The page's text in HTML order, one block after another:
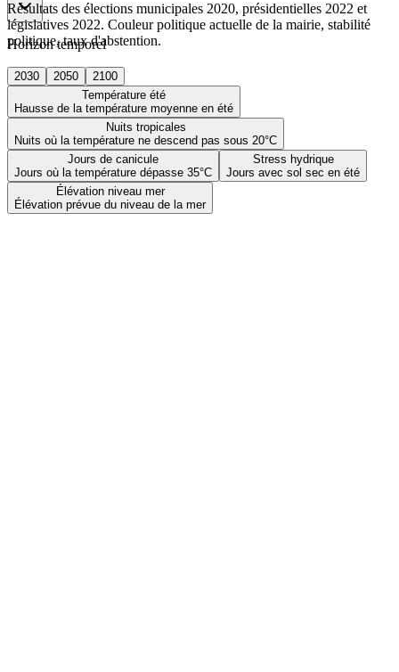
Horizon temporel
2030 2050
2100
Température été
Hausse de la température moyenne en été
Nuits tropicales
Nuits où la température ne descend pas sous 20°C
Jours de canicule
Jours où la température dépasse 35°C
Stress hydrique
Jours avec sol sec en été
Élévation niveau mer
Élévation prévue du niveau de la mer
Résultats des élections municipales 2020, présidentielles 2022 et
législatives 2022. Couleur politique actuelle de la mairie, stabilité
politique, taux d'abstention.